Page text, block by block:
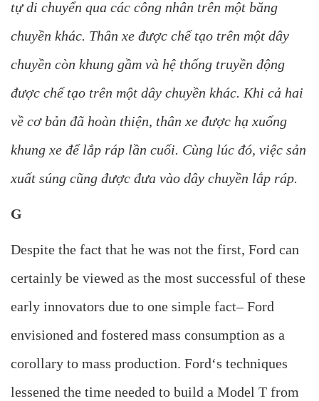
tự di chuyển qua các công nhân trên một băng
chuyền khác. Thân xe được chế tạo trên một dây
chuyền còn khung gầm và hệ thống truyền động
được chế tạo trên một dây chuyền khác. Khi cả hai
về cơ bản đã hoàn thiện, thân xe được hạ xuống
khung xe để lắp ráp lần cuối. Cùng lúc đó, việc sản
xuất súng cũng được đưa vào dây chuyền lắp ráp.
G
Despite the fact that he was not the first, Ford can
certainly be viewed as the most successful of these
early innovators due to one simple fact– Ford
envisioned and fostered mass consumption as a
corollary to mass production. Ford‘s techniques
lessened the time needed to build a Model T from